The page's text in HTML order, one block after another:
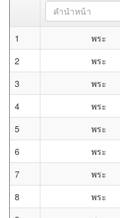
คำนำหน้า
1 พระ
2
พระ
3
พระ
4
พระ
5
พระ
6
พระ
7
พระ
8
พระ